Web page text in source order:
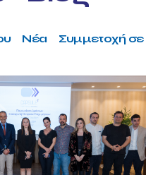
Νέα Συμμετοχή